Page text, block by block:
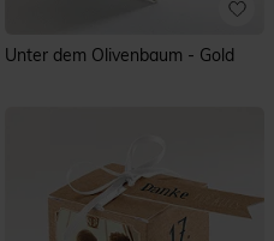
Unter dem Olivenbaum - Gold